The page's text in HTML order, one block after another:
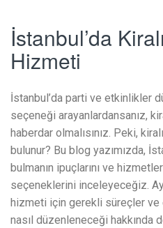
İstanbul’da
Hizmeti
İstanbul’da parti ve etkinlikler
seçeneği arayanlardansanız,
haberdar olmalısınız. Peki,
bulunur? Bu blog yazımızda,
bulmanın ipuçlarını ve
seçeneklerini inceleyeceğiz.
hizmeti için gerekli süreçler ve
nasıl düzenleneceği hakkında